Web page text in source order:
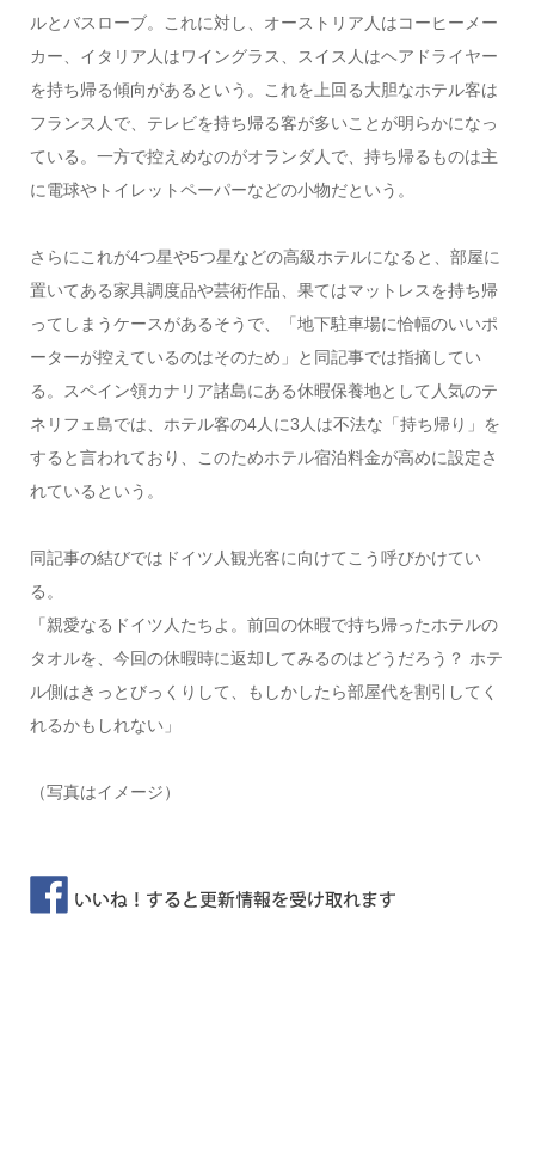
ルとバスローブ。これに対し、オーストリア人はコーヒーメー
カー、イタリア人はワイングラス、スイス人はヘアドライヤー
を持ち帰る傾向があるという。これを上回る大胆なホテル客は
フランス人で、テレビを持ち帰る客が多いことが明らかになっ
ている。一方で控えめなのがオランダ人で、持ち帰るものは主
に電球やトイレットペーパーなどの小物だという。
さらにこれが4つ星や5つ星などの高級ホテルになると、部屋に
置いてある家具調度品や芸術作品、果てはマットレスを持ち帰
ってしまうケースがあるそうで、「地下駐車場に恰幅のいいポ
ーターが控えているのはそのため」と同記事では指摘してい
る。スペイン領カナリア諸島にある休暇保養地として人気のテ
ネリフェ島では、ホテル客の4人に3人は不法な「持ち帰り」を
すると言われており、このためホテル宿泊料金が高めに設定さ
れているという。
同記事の結びではドイツ人観光客に向けてこう呼びかけてい
る。
「親愛なるドイツ人たちよ。前回の休暇で持ち帰ったホテルの
タオルを、今回の休暇時に返却してみるのはどうだろう？ ホテ
ル側はきっとびっくりして、もしかしたら部屋代を割引してく
れるかもしれない」
（写真はイメージ）